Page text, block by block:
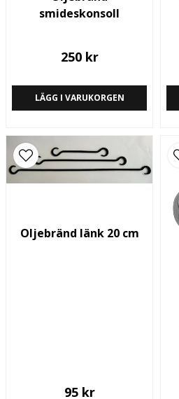
smideskonsoll
250 kr
LÄGG I VARUKORGEN
Oljebränd länk 20 cm
95 kr